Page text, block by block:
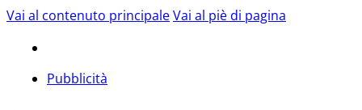
Vai al contenuto principaleVai al piè di pagina
Pubblicità